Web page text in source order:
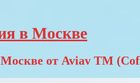
в Москве
от Aviav TM